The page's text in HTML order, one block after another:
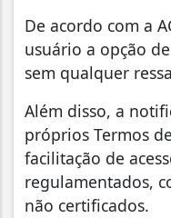
De acordo com a
usuário a opção
sem qualquer
Além disso, a
próprios Termos
facilitação de
regulamentados,
não certificados.